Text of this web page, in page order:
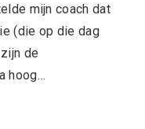
mijn coach dat
(die op die dag
de
hoog…